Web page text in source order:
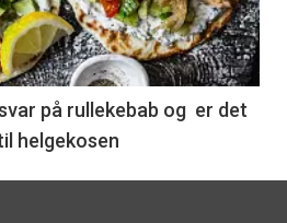
på rullekebab og er det
helgekosen